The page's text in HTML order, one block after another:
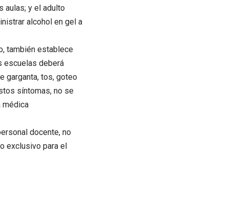
aulas; y el adulto
alcohol en gel a
también establece
escuelas deberá
garganta, tos, goteo
síntomas, no se
médica
docente, no
exclusivo para el